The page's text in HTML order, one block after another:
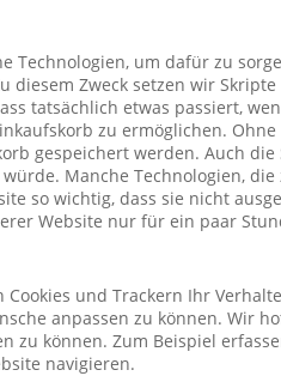
Technologien, um dafür zu
diesem Zweck setzen wir
tatsächlich etwas passiert,
zu ermöglichen.
gespeichert werden. Auch
Manche Technologien,
so wichtig, dass sie nicht
Website nur für ein paar
und Trackern Ihr
anpassen zu können. Wir
zu können. Zum Beispiel
navigieren.